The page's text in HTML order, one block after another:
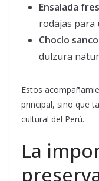
Ensalada
rodajas para
Choclo
dulzura
Estos
principal, sino que
cultural del Perú.
La